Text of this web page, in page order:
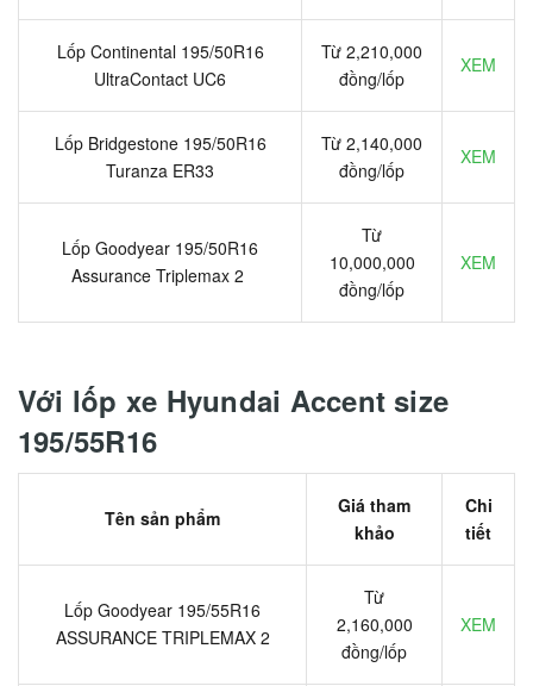
Lốp Continental 195/50R16
UltraContact UC6
Từ 2,210,000
đồng/lốp
XEM
Lốp Bridgestone 195/50R16
Turanza ER33
Từ 2,140,000
đồng/lốp
XEM
Lốp Goodyear 195/50R16
Assurance Triplemax 2
Từ
10,000,000
đồng/lốp
XEM
Với lốp xe Hyundai Accent size
195/55R16
Tên sản phẩm
Giá tham
khảo
Chi
tiết
Lốp Goodyear 195/55R16
ASSURANCE TRIPLEMAX 2
Từ
2,160,000
đồng/lốp
XEM